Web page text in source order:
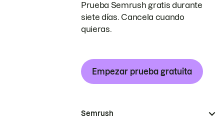
Prueba Semrush gratis durante
siete días. Cancela cuando
quieras.
Empezar prueba gratuita
Semrush